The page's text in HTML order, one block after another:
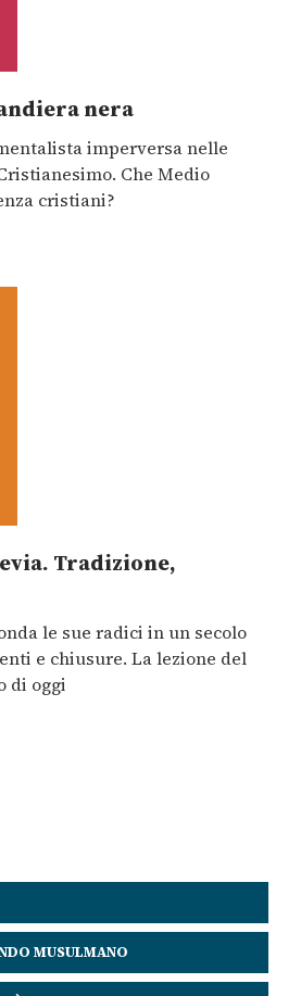
nera
imperversa nelle
Che Medio
cristiani?
Tradizione,
le sue radici in un secolo
e chiusure. La lezione del
di oggi
MUSULMANO